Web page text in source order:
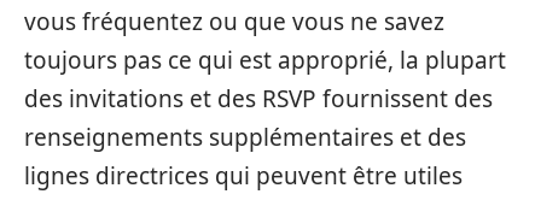
vous fréquentez ou que vous ne savez
toujours pas ce qui est approprié, la plupart
des invitations et des RSVP fournissent des
renseignements supplémentaires et des
lignes directrices qui peuvent être utiles